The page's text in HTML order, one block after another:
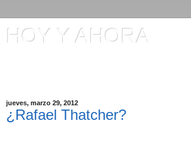
HOY Y AHORA
jueves, marzo 29, 2012
¿Rafael Thatcher?